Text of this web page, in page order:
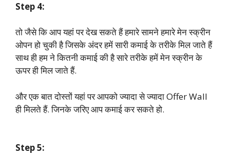
Step 4:
तो जैसे कि आप यहां पर देख सकते हैं हमारे सामने हमारे मेन स्क्रीन
ओपन हो चुकी है जिसके अंदर हमें सारी कमाई के तरीके मिल जाते हैं
साथ ही हम ने कितनी कमाई की है सारे तरीके हमें मेन स्क्रीन के
ऊपर ही मिल जाते हैं.
और एक बात दोस्तों यहां पर आपको ज्यादा से ज्यादा Offer Wall
ही मिलते हैं. जिनके जरिए आप कमाई कर सकते हो.
Step 5: